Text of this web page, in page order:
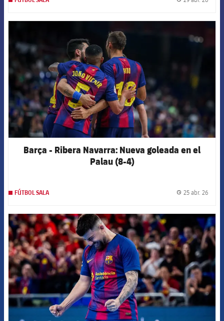
Barça - Ribera Navarra: Nueva goleada en el
Palau (8-4)
FÚTBOL SALA 25 abr. 26
FCB Barcelona badge